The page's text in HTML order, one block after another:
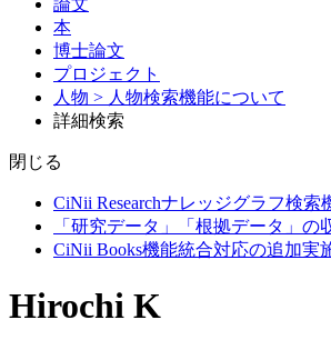
論文
本
博士論文
プロジェクト
人物 > 人物検索機能について
詳細検索
閉じる
CiNii Researchナレッジグラフ検
「研究データ」「根拠データ」の
CiNii Books機能統合対応の追加実
Hirochi K